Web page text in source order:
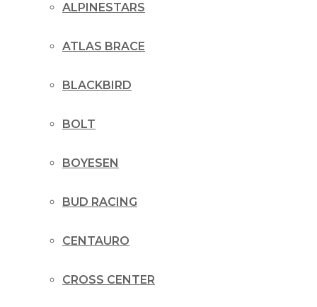
ALPINESTARS
ATLAS BRACE
BLACKBIRD
BOLT
BOYESEN
BUD RACING
CENTAURO
CROSS CENTER